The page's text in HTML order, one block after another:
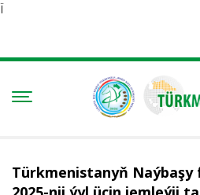
Ï
Türkmenistanyň